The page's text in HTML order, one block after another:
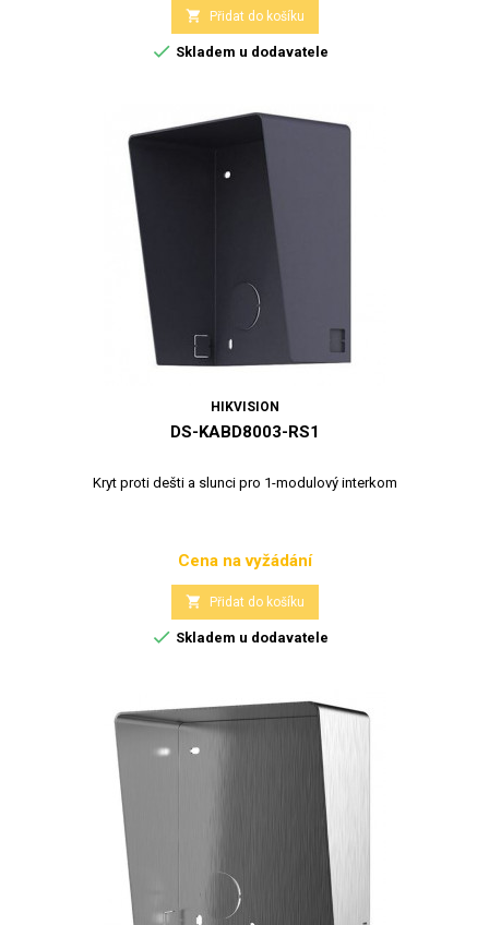
 Přidat do košíku
 Skladem u dodavatele
HIKVISION
DS-KABD8003-RS1
Kryt proti dešti a slunci pro 1-modulový interkom
Cena
Cena na vyžádání
 Přidat do košíku
 Skladem u dodavatele